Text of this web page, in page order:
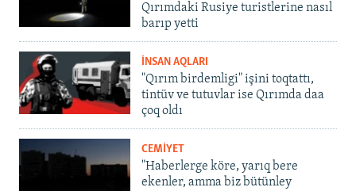
Qırımdaki Rusiye turistlerine nasıl
barıp yetti
İNSAN AQLARI
"Qırım birdemligi" işini toqtattı,
tintüv ve tutuvlar ise Qırımda daa
çoq oldı
CEMİYET
"Haberlerge köre, yarıq bere
ekenler, amma biz bütünley